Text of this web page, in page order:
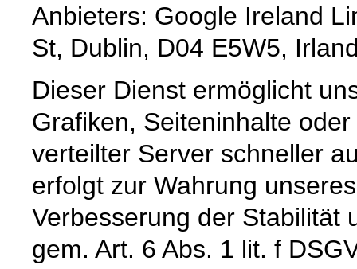
Anbieters: Google Ireland
St, Dublin, D04 E5W5,
Dieser Dienst ermöglicht
Grafiken, Seiteninhalte
verteilter Server schneller
erfolgt zur Wahrung
Verbesserung der Stabilität
gem. Art. 6 Abs. 1 lit. f